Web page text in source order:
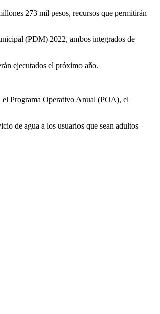
273 mil pesos, recursos que permitirán
(PDM) 2022, ambos integrados de
ejecutados el próximo año.
el Programa Operativo Anual (POA), el
de agua a los usuarios que sean adultos